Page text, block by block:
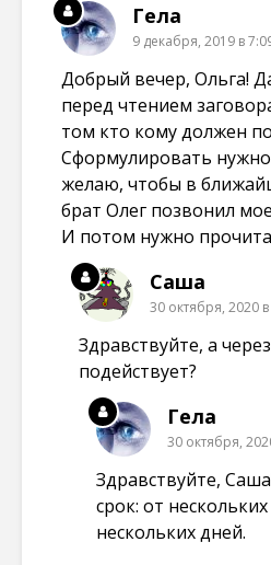
Гела
9 декабря, 2019 в
Добрый вечер, Ольга!
перед чтением
том кто кому должен
Сформулировать
желаю, чтобы в
брат Олег позвонил
И потом нужно
Саша
30 октября, 2020
Здравствуйте, а
подействует?
Гела
30 октября,
Здравствуйте,
срок: от
нескольких дней.